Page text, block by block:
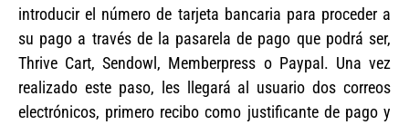
introducir el número de tarjeta bancaria para proceder a
su pago a través de la pasarela de pago que podrá ser,
Thrive Cart, Sendowl, Memberpress o Paypal. Una vez
realizado este paso, les llegará al usuario dos correos
electrónicos, primero recibo como justificante de pago y